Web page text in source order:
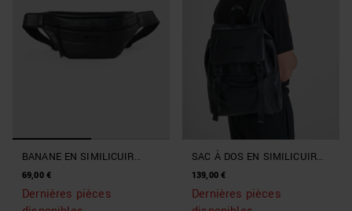
BANANE EN SIMILICUIR
TRAVAILLÉ
69,00 €
Dernières pièces
SAC À DOS EN SIMILICUIR
TRAVAILLÉ
139,00 €
Dernières pièces